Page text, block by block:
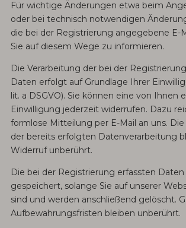
Für wichtige Änderungen etwa beim
oder bei technisch notwendigen
die bei der Registrierung angegebene E-
Sie auf diesem Wege zu informieren.
Die Verarbeitung der bei der
Daten erfolgt auf Grundlage Ihrer
lit. a DSGVO). Sie können eine von Ihnen
Einwilligung jederzeit widerrufen. Dazu
formlose Mitteilung per E-Mail an uns.
der bereits erfolgten Datenverarbeitung
Widerruf unberührt.
Die bei der Registrierung erfassten
gespeichert, solange Sie auf unserer
sind und werden anschließend gelöscht.
Aufbewahrungsfristen bleiben unberührt.